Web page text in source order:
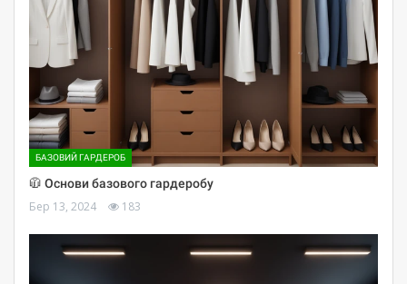
БАЗОВИЙ ГАРДЕРОБ
🧥 Основи базового гардеробу
Бер 13, 2024 183